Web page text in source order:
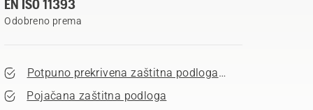
EN ISO 11393
Odobreno prema
Potpuno prekrivena zaštitna podloga za motornu pilu
Pojačana zaštitna podloga